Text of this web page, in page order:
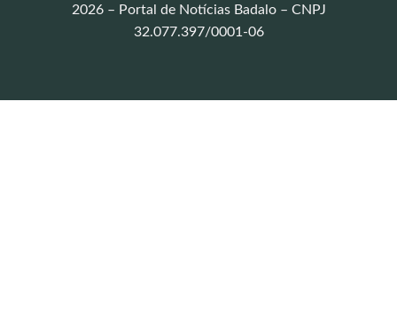
2026 – Portal de Notícias Badalo – CNPJ
32.077.397/0001-06